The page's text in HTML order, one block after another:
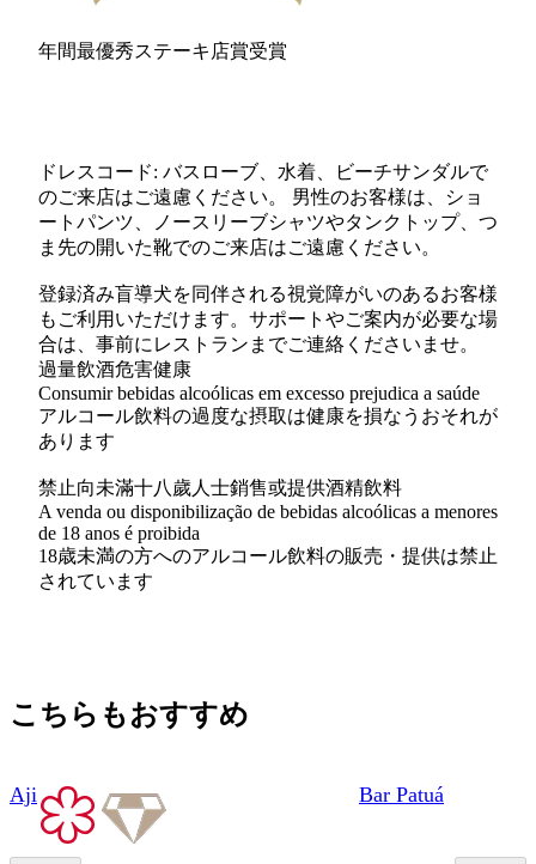
年間最優秀ステーキ店賞受賞
ドレスコード: バスローブ、水着、ビーチサンダルで
のご来店はご遠慮ください。 男性のお客様は、ショ
ートパンツ、ノースリーブシャツやタンクトップ、つ
ま先の開いた靴でのご来店はご遠慮ください。
登録済み盲導犬を同伴される視覚障がいのあるお客様
もご利用いただけます。サポートやご案内が必要な場
合は、事前にレストランまでご連絡くださいませ。
過量飲酒危害健康
Consumir bebidas alcoólicas em excesso prejudica a saúde
アルコール飲料の過度な摂取は健康を損なうおそれが
あります
禁止向未滿十八歲人士銷售或提供酒精飲料
A venda ou disponibilização de bebidas alcoólicas a menores
de 18 anos é proibida
18歳未満の方へのアルコール飲料の販売・提供は禁止
されています
こちらもおすすめ
Aji Bar Patuá